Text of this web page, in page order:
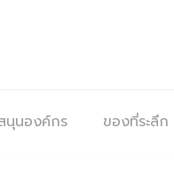
นุนองค์กร ของที่ระลึก